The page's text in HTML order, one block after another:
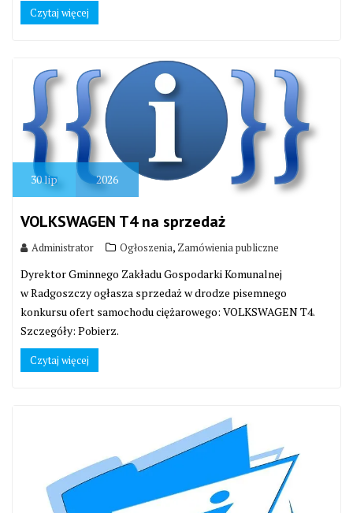
Czytaj więcej
30lip 2026
VOLKSWAGEN T4 na sprzedaż
Administrator Ogłoszenia, Zamówienia publiczne
Dyrektor Gminnego Zakładu Gospodarki Komunalnej
w Radgoszczy ogłasza sprzedaż w drodze pisemnego
konkursu ofert samochodu ciężarowego: VOLKSWAGEN T4.
Szczegóły: Pobierz.
Czytaj więcej